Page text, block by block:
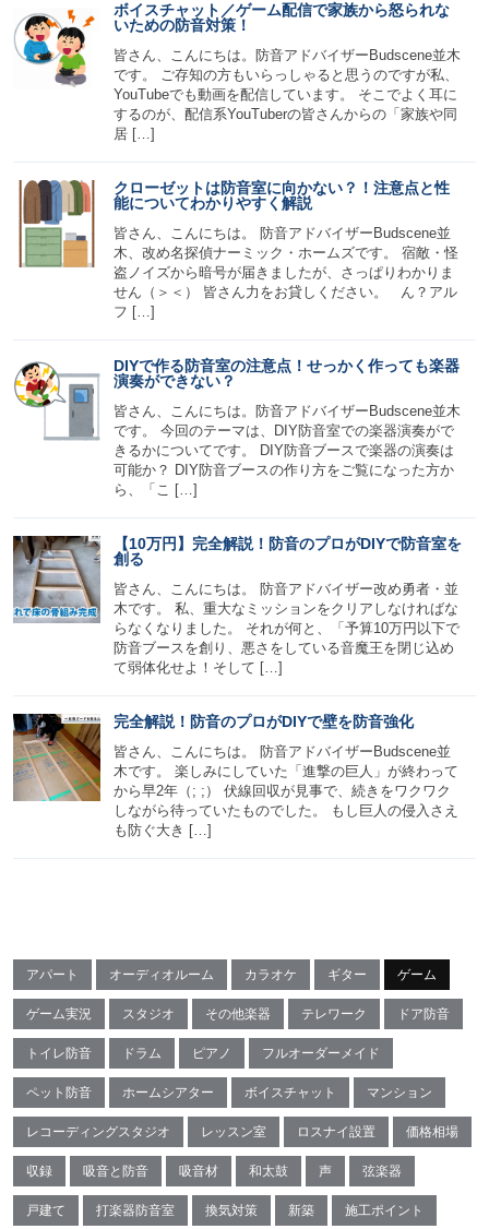
ボイスチャット／ゲーム配信で家族から怒られな
いための防音対策！
皆さん、こんにちは。防音アドバイザーBudscene並木
です。 ご存知の方もいらっしゃると思うのですが私、
YouTubeでも動画を配信しています。 そこでよく耳に
するのが、配信系YouTuberの皆さんからの「家族や同
居 […]
クローゼットは防音室に向かない？！注意点と性
能についてわかりやすく解説
皆さん、こんにちは。 防音アドバイザーBudscene並
木、改め名探偵ナーミック・ホームズです。 宿敵・怪
盗ノイズから暗号が届きましたが、さっぱりわかりま
せん（＞＜） 皆さん力をお貸しください。 ん？アル
フ […]
DIYで作る防音室の注意点！せっかく作っても楽器
演奏ができない？
皆さん、こんにちは。防音アドバイザーBudscene並木
です。 今回のテーマは、DIY防音室での楽器演奏がで
きるかについてです。 DIY防音ブースで楽器の演奏は
可能か？ DIY防音ブースの作り方をご覧になった方か
ら、「こ […]
【10万円】完全解説！防音のプロがDIYで防音室を
創る
皆さん、こんにちは。 防音アドバイザー改め勇者・並
木です。 私、重大なミッションをクリアしなければな
らなくなりました。 それが何と、「予算10万円以下で
防音ブースを創り、悪さをしている音魔王を閉じ込め
て弱体化せよ！そして […]
完全解説！防音のプロがDIYで壁を防音強化
皆さん、こんにちは。 防音アドバイザーBudscene並
木です。 楽しみにしていた「進撃の巨人」が終わって
から早2年（; ;） 伏線回収が見事で、続きをワクワク
しながら待っていたものでした。 もし巨人の侵入さえ
も防ぐ大き […]
アパート オーディオルーム カラオケ ギター ゲーム
ゲーム実況 スタジオ その他楽器 テレワーク ドア防音
トイレ防音 ドラム ピアノ フルオーダーメイド
ペット防音 ホームシアター ボイスチャット マンション
レコーディングスタジオ レッスン室 ロスナイ設置 価格相場
収録 吸音と防音 吸音材 和太鼓 声 弦楽器
戸建て 打楽器防音室 換気対策 新築 施工ポイント